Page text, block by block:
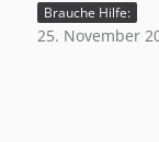
Brauche Hilfe:
25. November